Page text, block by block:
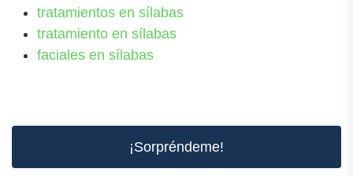
tratamientos en sílabas
tratamiento en sílabas
faciales en sílabas
¡Sorpréndeme!